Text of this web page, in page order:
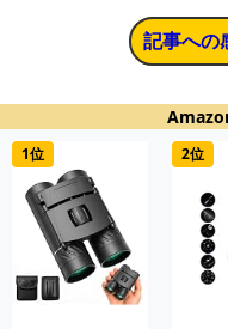
記事への
1位 2位